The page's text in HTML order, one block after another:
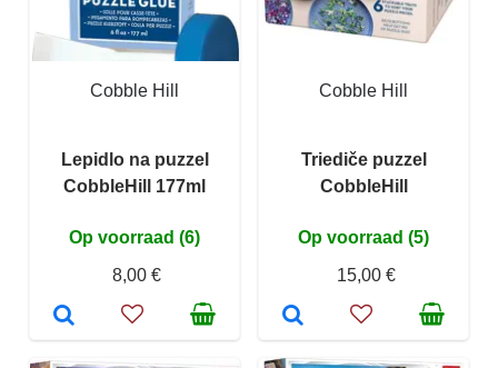
Cobble Hill
Lepidlo na puzzel
CobbleHill 177ml
Op voorraad (6)
8,00 €
Cobble Hill
Triediče puzzel
CobbleHill
Op voorraad (5)
15,00 €